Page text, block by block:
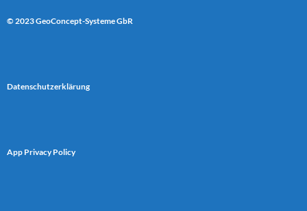
© 2023 GeoConcept-Systeme GbR
Datenschutzerklärung
App Privacy Policy